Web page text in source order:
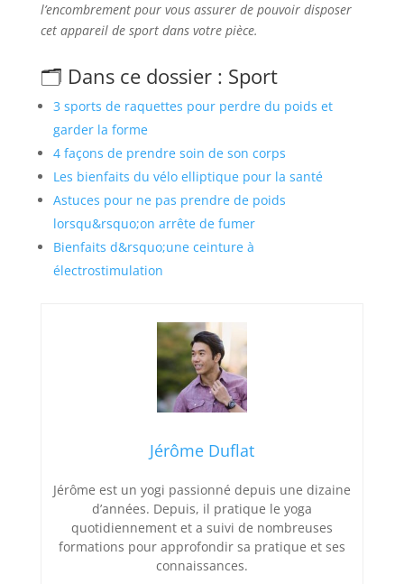
l’encombrement pour vous assurer de pouvoir disposer
cet appareil de sport dans votre pièce.
🗂️ Dans ce dossier : Sport
3 sports de raquettes pour perdre du poids et
garder la forme
4 façons de prendre soin de son corps
Les bienfaits du vélo elliptique pour la santé
Astuces pour ne pas prendre de poids
lorsqu&rsquo;on arrête de fumer
Bienfaits d&rsquo;une ceinture à
électrostimulation
Jérôme Duflat
Jérôme est un yogi passionné depuis une dizaine
d’années. Depuis, il pratique le yoga
quotidiennement et a suivi de nombreuses
formations pour approfondir sa pratique et ses
connaissances.